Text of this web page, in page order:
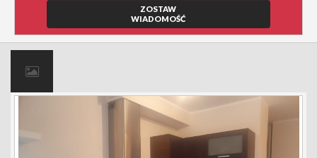
ZOSTAW
WIADOMOŚĆ